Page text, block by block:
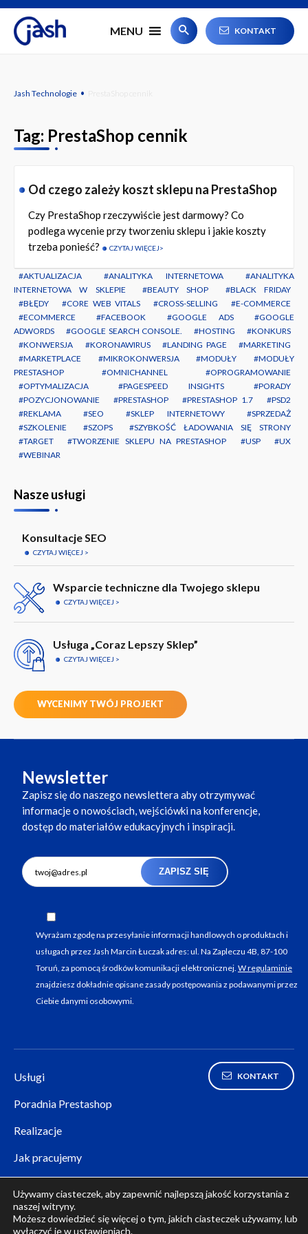
MENU KONTAKT
Jash Technologie · PrestaShop cennik
Tag: PrestaShop cennik
Od czego zależy koszt sklepu na PrestaShop
Czy PrestaShop rzeczywiście jest darmowy? Co
podlega wycenie przy tworzeniu sklepu i jakie koszty
trzeba ponieść?
CZYTAJ WIĘCEJ
AKTUALIZACJA ANALITYKA INTERNETOWA
ANALITYKA
INTERNETOWA W SKLEPIE
BEAUTY SHOP
BLACK FRIDAY
BŁĘDY
CORE WEB VITALS CROSS-SELLING
E-COMMERCE
ECOMMERCE
FACEBOOK GOOGLE ADS
GOOGLE
ADWORDS
GOOGLE SEARCH CONSOLE. HOSTING
KONKURS
KONWERSJA
KORONAWIRUS LANDING PAGE
MARKETING
MARKETPLACE
MIKROKONWERSJA MODUŁY
MODUŁY
PRESTASHOP
OMNICHANNEL
OPROGRAMOWANIE
OPTYMALIZACJA
PAGESPEED INSIGHTS
PORADY
POZYCJONOWANIE
PRESTASHOP PRESTASHOP 1.7
PSD2
REKLAMA
SEO SKLEP INTERNETOWY
SPRZEDAŻ
SZKOLENIE
SZOPS
SZYBKOŚĆ ŁADOWANIA SIĘ STRONY
TARGET
TWORZENIE SKLEPU NA PRESTASHOP USP
UX
WEBINAR
Nasze usługi
Konsultacje SEO
CZYTAJ WIĘCEJ
Wsparcie techniczne dla Twojego sklepu
CZYTAJ WIĘCEJ
Usługa „Coraz Lepszy Sklep”
CZYTAJ WIĘCEJ
WYCENIMY TWÓJ PROJEKT
Newsletter
Zapisz się do naszego newslettera aby otrzymywać
informacje o nowościach, wejściówki na konferencje,
dostęp do materiałów edukacyjnych i inspiracji.
ZAPISZ SIĘ
Wyrażam zgodę na przesyłanie informacji handlowych o produktach i
usługach przez Jash Marcin Łuczak adres: ul. Na Zapleczu 4B, 87-100
Toruń, za pomocą środków komunikacji elektronicznej. W regulaminie
znajdziesz dokładnie opisane zasady postępowania z podawanymi przez
Ciebie danymi osobowymi.
Usługi
Poradnia Prestashop
Realizacje
Jak pracujemy
Panel klienta (zaloguj się)
KONTAKT
Używamy ciasteczek, aby zapewnić najlepszą jakość korzystania z
naszej witryny.
Możesz dowiedzieć się więcej o tym, jakich ciasteczek używamy, lub
wyłączyć je wustawieniach.